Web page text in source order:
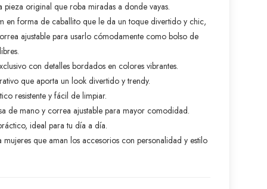
pieza original que roba miradas a donde vayas.
en forma de caballito que le da un toque divertido y chic,
ajustable para usarlo cómodamente como bolso de
con detalles bordados en colores vibrantes.
que aporta un look divertido y trendy.
resistente y fácil de limpiar.
de mano y correa ajustable para mayor comodidad.
ideal para tu día a día.
mujeres que aman los accesorios con personalidad y estilo